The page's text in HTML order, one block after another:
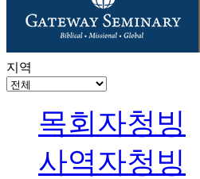
지역
목회자청빙
사역자청빙